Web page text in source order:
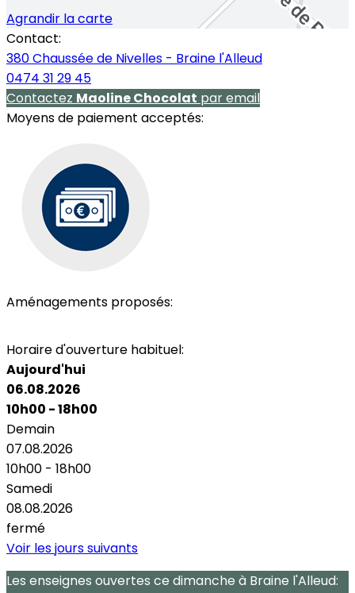
Agrandir la carte
Contact:
380 Chaussée de Nivelles - Braine l'Alleud
0474 31 29 45
Contactez Maoline Chocolat par email
Moyens de paiement acceptés:
Aménagements proposés:
Horaire d'ouverture habituel:
Aujourd'hui
06.08.2026
10h00 - 18h00
Demain
07.08.2026
10h00 - 18h00
Samedi
08.08.2026
fermé
Voir les jours suivants
Les enseignes ouvertes ce dimanche à Braine l'Alleud: